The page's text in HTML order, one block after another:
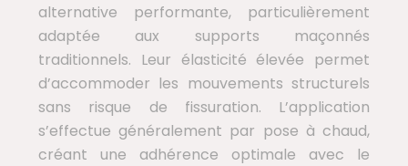
alternative performante, particulièrement
adaptée aux supports maçonnés
traditionnels. Leur élasticité élevée permet
d’accommoder les mouvements structurels
sans risque de fissuration. L’application
s’effectue généralement par pose à chaud,
créant une adhérence optimale avec le